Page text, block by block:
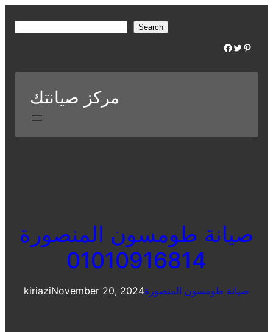
r
Search
Facebook Twitter Pinterest
مركز صيانتك
صيانة طومسون المنصورة
01010916814
kiriaziNovember 20, 2024صيانة طومسون المنصورة